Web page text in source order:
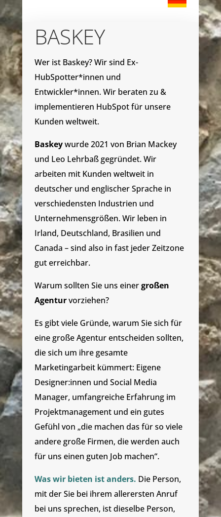
BASKEY
Wer ist Baskey? Wir sind Ex-
HubSpotter*innen und
Entwickler*innen. Wir beraten zu &
implementieren HubSpot für unsere
Kunden weltweit.
Baskeywurde 2021 von Brian Mackey
und Leo Lehrbaß gegründet. Wir
arbeiten mit Kunden weltweit in
deutscher und englischer Sprache in
verschiedensten Industrien und
Unternehmensgrößen. Wir leben in
Irland, Deutschland, Brasilien und
Canada – sind also in fast jeder Zeitzone
gut erreichbar.
Warum sollten Sie uns einergroßen
Agenturvorziehen?
Es gibt viele Gründe, warum Sie sich für
eine große Agentur entscheiden sollten,
die sich um ihre gesamte
Marketingarbeit kümmert: Eigene
Designer:innen und Social Media
Manager, umfangreiche Erfahrung im
Projektmanagement und ein gutes
Gefühl von „die machen das für so viele
andere große Firmen, die werden auch
für uns einen guten Job machen“.
Was wir bieten ist anders. Die Person,
mit der Sie bei ihrem allerersten Anruf
bei uns sprechen, ist dieselbe Person,